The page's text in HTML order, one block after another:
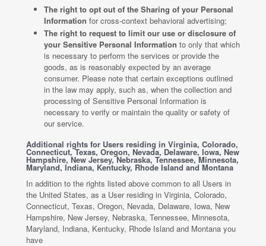
The right to opt out of the Sharing of your Personal
Information for cross-context behavioral advertising;
The right to request to limit our use or disclosure of
your Sensitive Personal Information to only that which
is necessary to perform the services or provide the
goods, as is reasonably expected by an average
consumer. Please note that certain exceptions outlined
in the law may apply, such as, when the collection and
processing of Sensitive Personal Information is
necessary to verify or maintain the quality or safety of
our service.
Additional rights for Users residing in Virginia, Colorado,
Connecticut, Texas, Oregon, Nevada, Delaware, Iowa, New
Hampshire, New Jersey, Nebraska, Tennessee, Minnesota,
Maryland, Indiana, Kentucky, Rhode Island and Montana
In addition to the rights listed above common to all Users in
the United States, as a User residing in Virginia, Colorado,
Connecticut, Texas, Oregon, Nevada, Delaware, Iowa, New
Hampshire, New Jersey, Nebraska, Tennessee, Minnesota,
Maryland, Indiana, Kentucky, Rhode Island and Montana you
have